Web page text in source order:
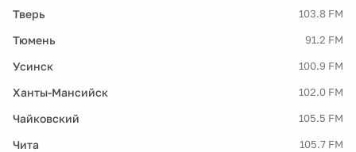
Тверь 103.8 FM
Тюмень 91.2 FM
Усинск 100.9 FM
Ханты-Мансийск 102.0 FM
Чайковский 105.5 FM
Чита 105.7 FM